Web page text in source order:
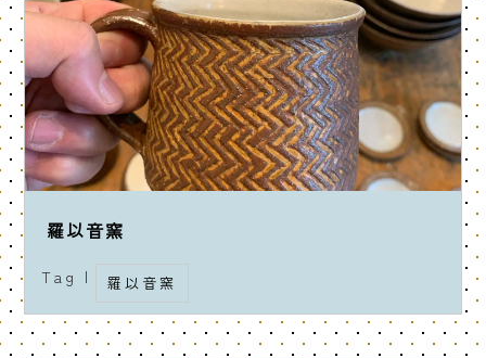
羅以音窯
Tag | 羅以音窯